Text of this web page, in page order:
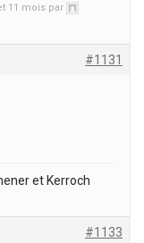
11 mois par
#1131
et Kerroch
#1133